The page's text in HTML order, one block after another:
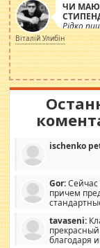
ЧИ
Рідко
просто
навколо
Віталій Улибін
ischenko
Gor:
причем
стандартные
со вкусом все в
мебель, а это не
tavaseni:
благодаря